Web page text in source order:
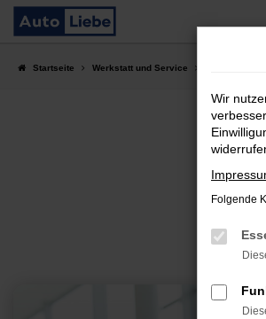
Zum
Hauptinhalt
Startseite Werkstatt und Service
Wir
Folgende